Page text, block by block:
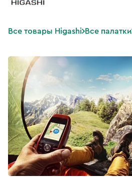
Все товары Higashi Все палатки